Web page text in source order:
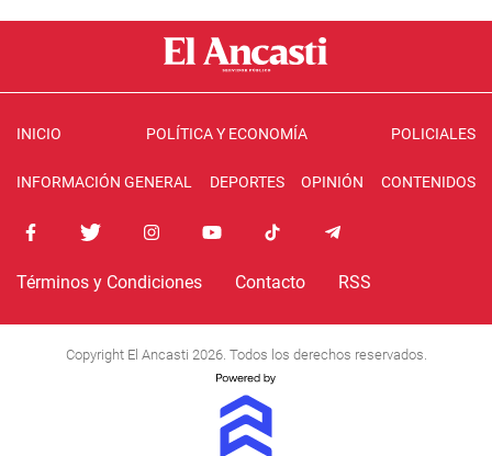
INICIO POLÍTICA Y ECONOMÍA POLICIALES
INFORMACIÓN GENERAL DEPORTES OPINIÓN CONTENIDOS
Términos y Condiciones Contacto RSS
Copyright El Ancasti 2026. Todos los derechos reservados.